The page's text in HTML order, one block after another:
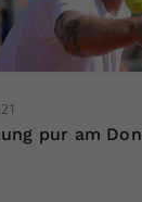
pur am